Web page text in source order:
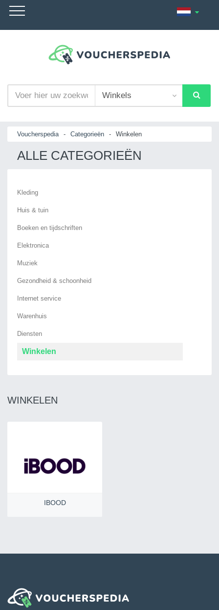
Voucherspedia - Categorieën - Winkelen
ALLE CATEGORIEËN
Kleding
Huis & tuin
Boeken en tijdschriften
Elektronica
Muziek
Gezondheid & schoonheid
Internet service
Warenhuis
Diensten
Winkelen
WINKELEN
IBOOD